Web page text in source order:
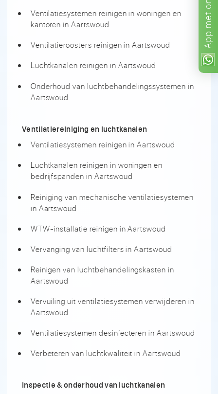
App
met
Ventilatiesystemen reinigen in woningen en
kantoren in Aartswoud
Ventilatieroosters reinigen in Aartswoud
Luchtkanalen reinigen in Aartswoud
Onderhoud van luchtbehandelingssystemen in
Aartswoud
Ventilatiereiniging en luchtkanalen
Ventilatiesystemen reinigen in Aartswoud
Luchtkanalen reinigen in woningen en
bedrijfspanden in Aartswoud
Reiniging van mechanische ventilatiesystemen
in Aartswoud
WTW-installatie reinigen in Aartswoud
Vervanging van luchtfilters in Aartswoud
Reinigen van luchtbehandelingskasten in
Aartswoud
Vervuiling uit ventilatiesystemen verwijderen in
Aartswoud
Ventilatiesystemen desinfecteren in Aartswoud
Verbeteren van luchtkwaliteit in Aartswoud
Inspectie & onderhoud van luchtkanalen